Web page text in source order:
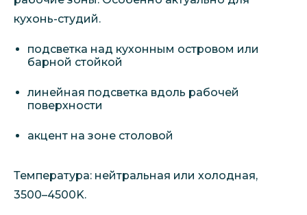
кухонь-студий.
подсветка над кухонным островом или
барной стойкой
линейная подсветка вдоль рабочей
поверхности
акцент на зоне столовой
Температура: нейтральная или холодная,
3500–4500K.